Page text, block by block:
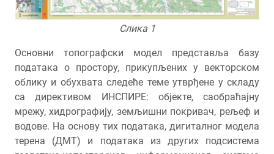
Слика 1
Основни топографски модел представља базу
података о простору, прикупљених у векторском
облику и обухвата следеће теме утврђене у складу
са директивом ИНСПИРЕ: објекте, саобраћајну
мрежу, хидрографију, земљишни покривач, рељеф и
водове. На основу тих података, дигиталног модела
терена (ДМТ) и података из других подсистема